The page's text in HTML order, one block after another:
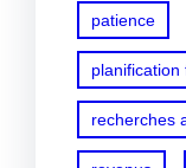
patience
planification
recherches